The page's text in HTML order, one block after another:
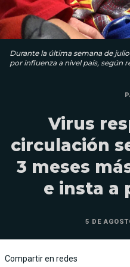
Durante la última semana de
por influenza a nivel país, según
Virus
circulación
3 meses
e insta a
5 DE
Compartir en redes